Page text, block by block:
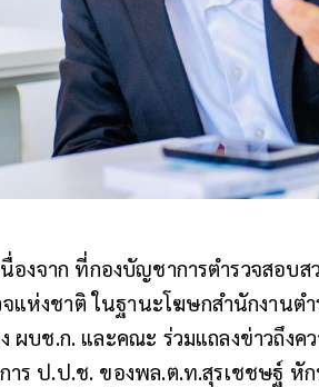
องจาก ที่กองบัญชาการตำรวจสอบ
จแห่งชาติ ในฐานะโฆษกสำนักงาน
ผบช.ก. และคณะ ร่วมแถลงข่าวถึ
าร ป.ป.ช. ของพล.ต.ท.สุรเชชษฐ์